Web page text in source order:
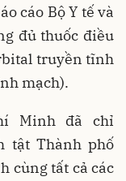
cáo Bộ Y tế và
đủ thuốc điều
truyền tĩnh
mạch).
Minh đã chỉ
tật Thành phố
cùng tất cả các